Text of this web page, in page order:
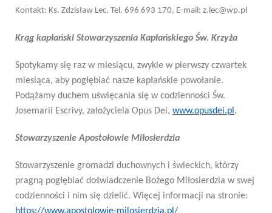
Kontakt: Ks. Zdzisław Lec, Tel. 696 693 170, E-mail: z.lec@wp.pl
Krąg kapłański Stowarzyszenia Kapłańskiego Św. Krzyża
Spotykamy się raz w miesiącu, zwykle w pierwszy czwartek
miesiąca, aby pogłębiać nasze kapłańskie powołanie.
Podążamy duchem uświęcania się w codzienności Św.
Josemarii Escrivy, założyciela Opus Dei, www.opusdei.pl .
Stowarzyszenie Apostołowie Miłosierdzia
Stowarzyszenie gromadzi duchownych i świeckich, którzy
pragną pogłębiać doświadczenie Bożego Miłosierdzia w swej
codzienności i nim się dzielić. Więcej informacji na stronie: